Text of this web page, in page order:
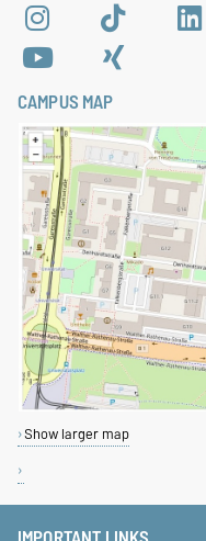
CAMPUS MAP
Show larger map